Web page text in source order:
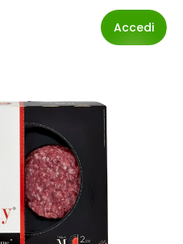
Accedi